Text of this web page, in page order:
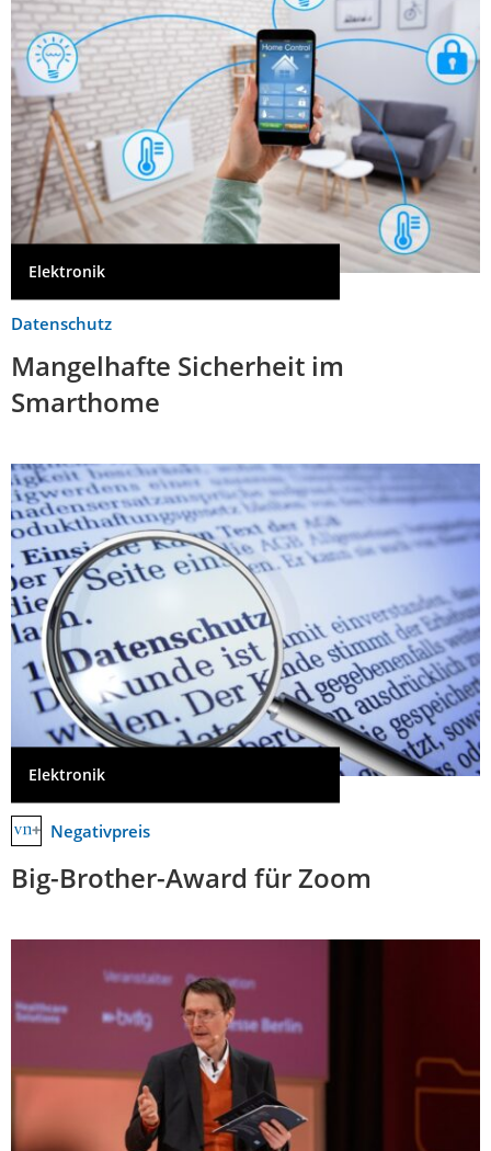
Elektronik
Datenschutz
Mangelhafte Sicherheit im
Smarthome
Elektronik
Negativpreis
Big-Brother-Award für Zoom